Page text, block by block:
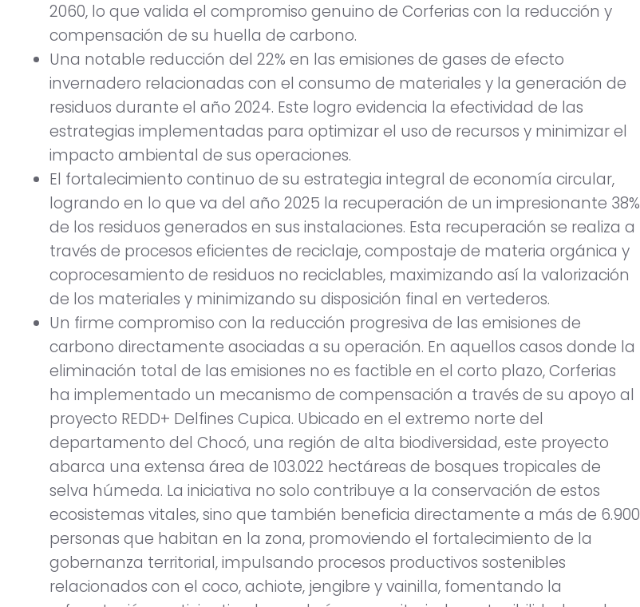
2060, lo que valida el compromiso genuino de Corferias con la reducción y
compensación de su huella de carbono.
Una notable reducción del 22% en las emisiones de gases de efecto
invernadero relacionadas con el consumo de materiales y la generación de
residuos durante el año 2024. Este logro evidencia la efectividad de las
estrategias implementadas para optimizar el uso de recursos y minimizar el
impacto ambiental de sus operaciones.
El fortalecimiento continuo de su estrategia integral de economía circular,
logrando en lo que va del año 2025 la recuperación de un impresionante 38%
de los residuos generados en sus instalaciones. Esta recuperación se realiza a
través de procesos eficientes de reciclaje, compostaje de materia orgánica y
coprocesamiento de residuos no reciclables, maximizando así la valorización
de los materiales y minimizando su disposición final en vertederos.
Un firme compromiso con la reducción progresiva de las emisiones de
carbono directamente asociadas a su operación. En aquellos casos donde la
eliminación total de las emisiones no es factible en el corto plazo, Corferias
ha implementado un mecanismo de compensación a través de su apoyo al
proyecto REDD+ Delfines Cupica. Ubicado en el extremo norte del
departamento del Chocó, una región de alta biodiversidad, este proyecto
abarca una extensa área de 103.022 hectáreas de bosques tropicales de
selva húmeda. La iniciativa no solo contribuye a la conservación de estos
ecosistemas vitales, sino que también beneficia directamente a más de 6.900
personas que habitan en la zona, promoviendo el fortalecimiento de la
gobernanza territorial, impulsando procesos productivos sostenibles
relacionados con el coco, achiote, jengibre y vainilla, fomentando la